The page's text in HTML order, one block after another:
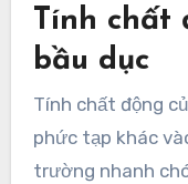
Tính chất
bầu dục
Tính chất động
phức tạp khác
trường nhanh